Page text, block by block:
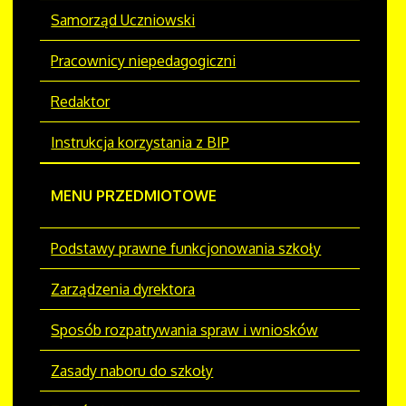
Samorząd Uczniowski
Pracownicy niepedagogiczni
Redaktor
Instrukcja korzystania z BIP
MENU PRZEDMIOTOWE
Podstawy prawne funkcjonowania szkoły
Zarządzenia dyrektora
Sposób rozpatrywania spraw i wniosków
Zasady naboru do szkoły